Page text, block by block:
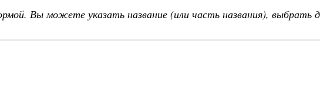
Вы можете указать название (или часть названия),